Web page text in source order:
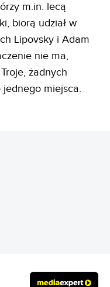
m.in. lecą
biorą udział w
Lipovsky i Adam
nie ma,
żadnych
miejsca.